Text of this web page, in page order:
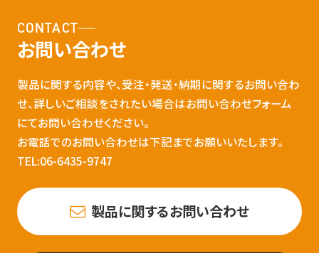
CONTACT
お問い合わせ
製品に関する内容や、受注・発送・納期に関するお問い合わ
せ、詳しいご相談をされたい場合はお問い合わせフォーム
にてお問い合わせください。
お電話でのお問い合わせは下記までお願いいたします。
TEL:06-6435-9747
製品に関するお問い合わせ